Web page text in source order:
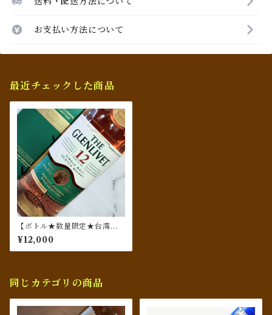
お支払い方法について
最近チェックした商品
【ボトル★数量限定★台湾専
売品★日本未発売】ザ・グレ
ンリベット 12年 ラム&バーボ
ンカスクセレクション
¥12,000
同じカテゴリの商品